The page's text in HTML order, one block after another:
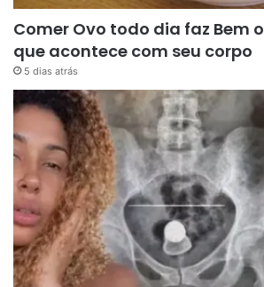
Comer Ovo todo dia faz Bem
que acontece com seu corpo
5 dias atrás